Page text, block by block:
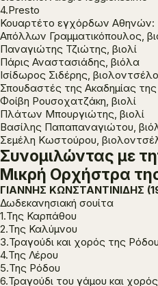
4.Presto
Κουαρτέτο εγχόρδων Αθηνών:
Απόλλων Γραμματικόπουλος,
Παναγιώτης Τζιώτης, βιολί
Πάρις Αναστασιάδης, βιόλα
Ισίδωρος Σιδέρης, βιολοντσέλο
Σπουδαστές της Ακαδημίας
Φοίβη Ρουσοχατζάκη, βιολί
Πλάτων Μπουργιώτης, βιολί
Βασίλης Παπαπαναγιώτου,
Σεμέλη Κωστούρου,
Συνομιλώντας με
Μικρή Ορχήστρα
ΓΙΑΝΝΗΣ ΚΩΝΣΤΑΝΤΙΝΙΔΗΣ
Δωδεκανησιακή σουίτα
1.Της Καρπάθου
2.Της Καλύμνου
3.Τραγούδι και χορός της Ρόδου
4.Της Λέρου
5.Της Ρόδου
6.Τραγούδι του γάμου και